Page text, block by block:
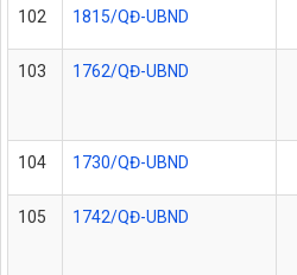
102 1815/QĐ-UBND
103 1762/QĐ-UBND
104 1730/QĐ-UBND
105 1742/QĐ-UBND